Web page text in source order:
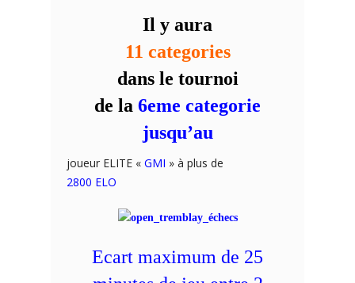
Il y aura
11 categories
dans le tournoi
de la 6eme categorie
jusqu’au
joueur ELITE « GMI » à plus de
2800 ELO
Ecart maximum de 25